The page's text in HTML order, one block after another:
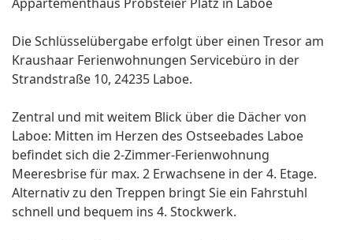
Die Schlüsselübergabe erfolgt über einen Tresor am
Kraushaar Ferienwohnungen Servicebüro in der
Strandstraße 10, 24235 Laboe.
Zentral und mit weitem Blick über die Dächer von
Laboe: Mitten im Herzen des Ostseebades Laboe
befindet sich die 2-Zimmer-Ferienwohnung
Meeresbrise für max. 2 Erwachsene in der 4. Etage.
Alternativ zu den Treppen bringt Sie ein Fahrstuhl
schnell und bequem ins 4. Stockwerk.